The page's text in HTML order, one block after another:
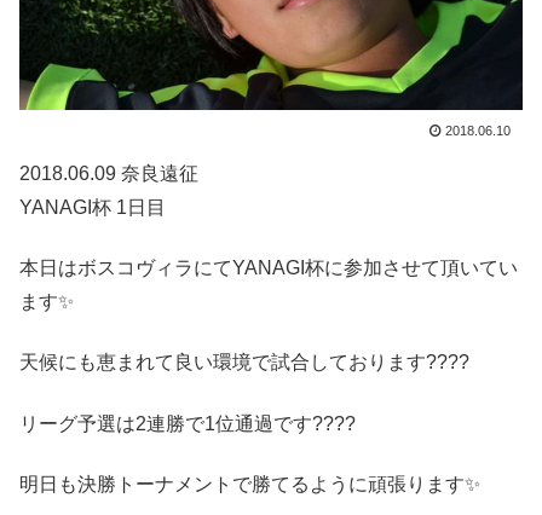
2018.06.10
2018.06.09 奈良遠征
YANAGI杯 1日目
本日はボスコヴィラにてYANAGI杯に参加させて頂いてい
ます✨
天候にも恵まれて良い環境で試合しております????
リーグ予選は2連勝で1位通過です????
明日も決勝トーナメントで勝てるように頑張ります✨